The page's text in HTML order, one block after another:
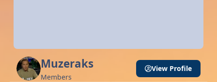
Muzeraks
Members
View Profile